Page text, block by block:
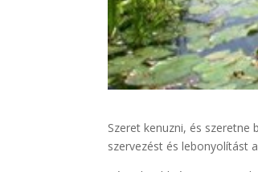
Szeret kenuzni, és
szervezést és lebonyolítást